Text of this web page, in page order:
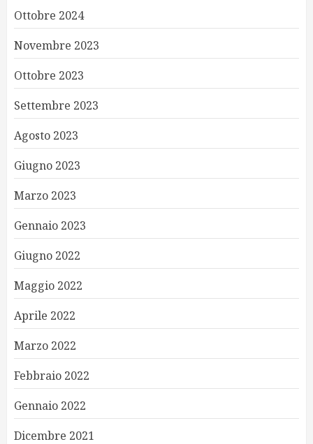
Ottobre 2024
Novembre 2023
Ottobre 2023
Settembre 2023
Agosto 2023
Giugno 2023
Marzo 2023
Gennaio 2023
Giugno 2022
Maggio 2022
Aprile 2022
Marzo 2022
Febbraio 2022
Gennaio 2022
Dicembre 2021